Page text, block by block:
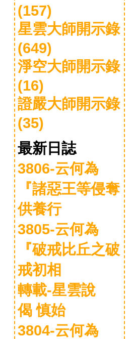
(157)
星雲大師開示錄
(649)
淨空大師開示錄
(16)
證嚴大師開示錄
(35)
最新日誌
3806-云何為
『諸惡王等侵奪
供養行
3805-云何為
『破戒比丘之破
戒初相
轉載-星雲說
偈 慎始
3804-云何為